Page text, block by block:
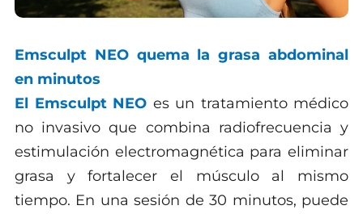
Emsculpt NEO quema la grasa abdominal
en minutos
El Emsculpt NEO es un tratamiento médico
no invasivo que combina radiofrecuencia y
estimulación electromagnética para eliminar
grasa y fortalecer el músculo al mismo
tiempo. En una sesión de 30 minutos, puede